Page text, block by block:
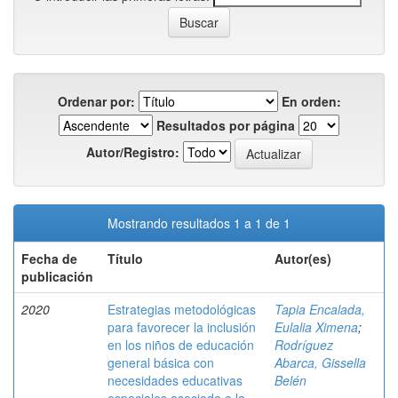
Ordenar por:
En orden:
Resultados por página
Autor/Registro:
Mostrando resultados 1 a 1 de 1
Fecha de
publicación
Título Autor(es)
2020
Estrategias metodológicas
para favorecer la inclusión
en los niños de educación
general básica con
necesidades educativas
Tapia Encalada,
Eulalia Ximena;
Rodríguez
Abarca, Gissella
Belén